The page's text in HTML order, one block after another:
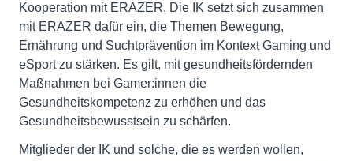
Kooperation mit ERAZER. Die IK setzt sich zusammen
mit ERAZER dafür ein, die Themen Bewegung,
Ernährung und Suchtprävention im Kontext Gaming und
eSport zu stärken. Es gilt, mit gesundheitsfördernden
Maßnahmen bei Gamer:innen die
Gesundheitskompetenz zu erhöhen und das
Gesundheitsbewusstsein zu schärfen.
Mitglieder der IK und solche, die es werden wollen,